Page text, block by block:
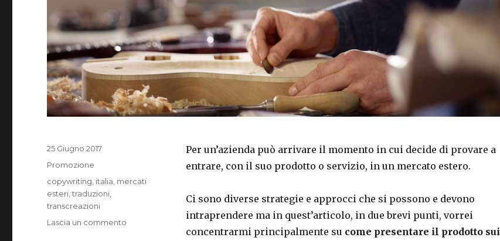
Per un’azienda può arrivare il momento in cui decide di provare a
entrare, con il suo prodotto o servizio, in un mercato estero.
Ci sono diverse strategie e approcci che si possono e devono
intraprendere ma in quest’articolo, in due brevi punti, vorrei
concentrarmi principalmente su come presentare il prodotto sui
Pubblicato
il
25 Giugno 2017
Categorie
Promozione
Tag
copywriting, italia, mercati
esteri,traduzioni,
transcreazioni
Lascia un commento